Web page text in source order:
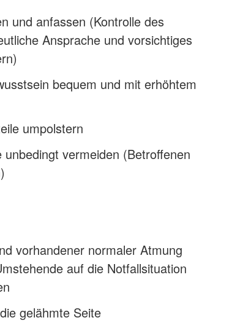
und anfassen (Kontrolle des
Ansprache und vorsichtiges
bequem und mit erhöhtem
umpolstern
vermeiden (Betroffenen
vorhandener normaler Atmung
auf die Notfallsituation
gelähmte Seite